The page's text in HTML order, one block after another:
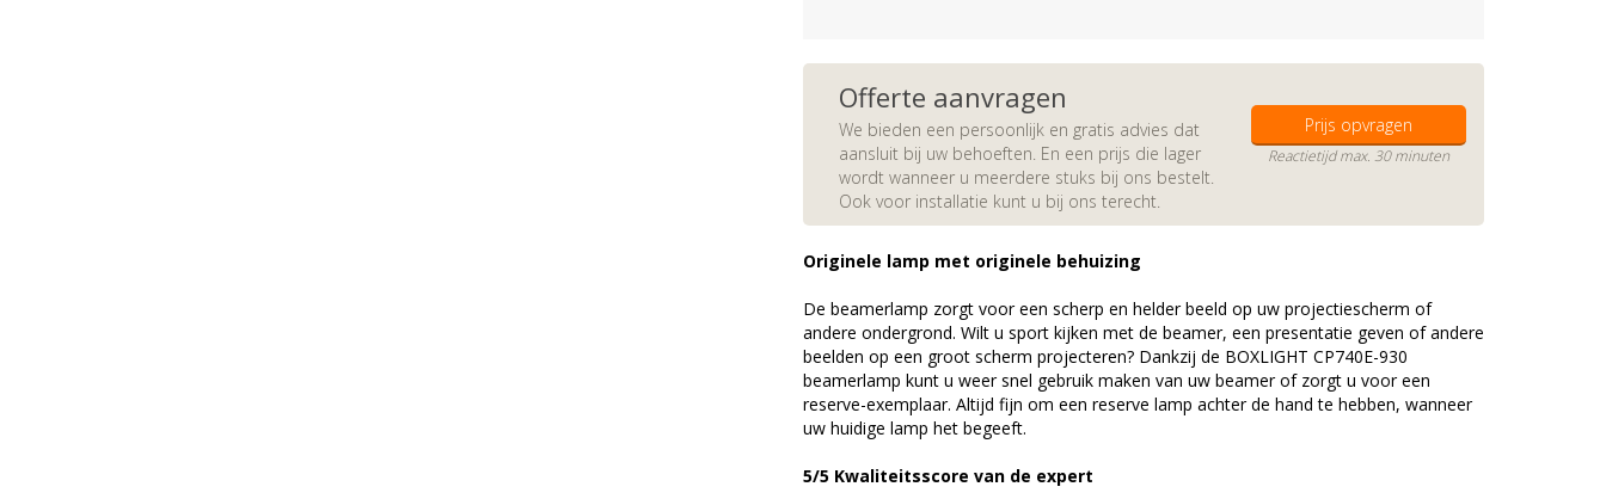
Offerte aanvragen
We bieden een persoonlijk en gratis advies dat
aansluit bij uw behoeften. En een prijs die lager
wordt wanneer u meerdere stuks bij ons bestelt.
Ook voor installatie kunt u bij ons terecht.
Prijs opvragen
Reactietijd max. 30 minuten
Originele lamp met originele behuizing
De beamerlamp zorgt voor een scherp en helder beeld op uw projectiescherm of
andere ondergrond. Wilt u sport kijken met de beamer, een presentatie geven of andere
beelden op een groot scherm projecteren? Dankzij de BOXLIGHT CP740E-930
beamerlamp kunt u weer snel gebruik maken van uw beamer of zorgt u voor een
reserve-exemplaar. Altijd fijn om een reserve lamp achter de hand te hebben, wanneer
uw huidige lamp het begeeft.
5/5 Kwaliteitsscore van de expert